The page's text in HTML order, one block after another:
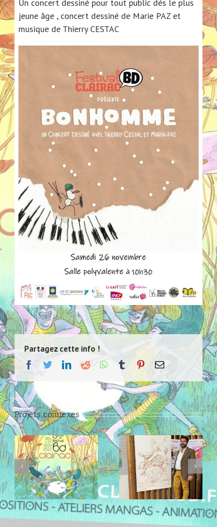
Un concert dessiné pour tout public dés le plus
jeune âge , concert dessiné de Marie PAZ et
musique de Thierry CESTAC
Partagez cette info !
facebook
twitterlinkedin
redditwhatsapp
tumblr pinterestEmail
Projets connexes
Performance de
Dominique Bertail
sur le Salon 2022
animation
enfants avec
GUYAJEUX